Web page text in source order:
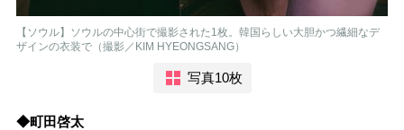
【ソウル】ソウルの中心街で撮影された1枚。韓国らしい大胆かつ繊細なデ
ザインの衣装で（撮影／KIM HYEONGSANG）
写真10枚
◆町田啓太